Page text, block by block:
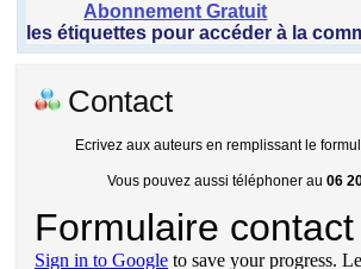
Abonnement Gratuit
les étiquettes pour accéder à la
Contact
Ecrivez aux auteurs en remplissant le
Vous pouvez aussi téléphoner au 06